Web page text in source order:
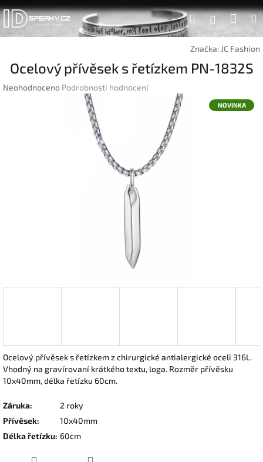
Přejít
na
obsah
Hledat
Značka: JC Fashion
Ocelový přívěsek s řetízkem PN-1832S
Průměrné
Neohodnoceno Podrobnosti hodnocení
NOVINKA
Ocelový přívěsek s řetízkem z chirurgické antialergické oceli 316L.
Vhodný na gravírovaní krátkého textu, loga. Rozměr přívěsku
10x40mm, délka řetízku 60cm.
Záruka:
2 roky
Přívěsek:
10x40mm
Délka řetízku: 60cm